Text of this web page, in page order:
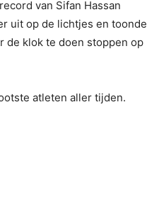
van Sifan Hassan
uit op de lichtjes en toonde
de klok te doen stoppen op
atleten aller tijden.